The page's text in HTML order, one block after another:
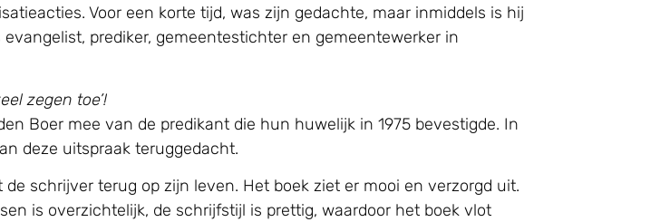
Voor een korte tijd, was zijn gedachte, maar inmiddels is hij
prediker, gemeentestichter en gemeentewerker in
zegen toe’!
Boer mee van de predikant die hun huwelijk in 1975 bevestigde. In
deze uitspraak teruggedacht.
de schrijver terug op zijn leven. Het boek ziet er mooi en verzorgd uit.
is overzichtelijk, de schrijfstijl is prettig, waardoor het boek vlot